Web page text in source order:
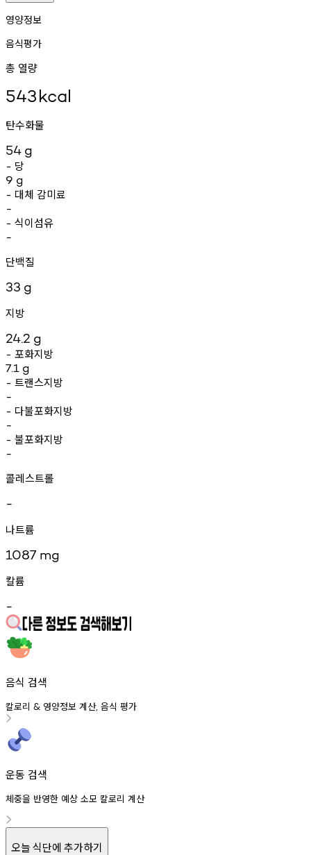
영양정보
음식평가
총 열량
543kcal
탄수화물
54 g
- 당
9 g
- 대체 감미료
-
- 식이섬유
-
단백질
33 g
지방
24.2 g
- 포화지방
7.1 g
- 트랜스지방
-
- 다불포화지방
-
- 불포화지방
-
콜레스트롤
-
나트륨
1087 mg
칼륨
-
음식 검색
칼로리 & 영양정보 계산, 음식 평가
운동 검색
체중을 반영한 예상 소모 칼로리 계산
오늘 식단에 추가하기